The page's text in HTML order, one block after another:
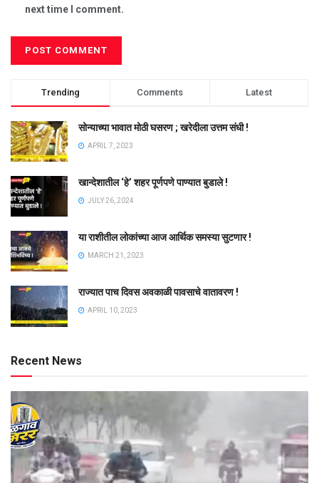
next time I comment.
Trending Comments Latest
सोन्याच्या भावात मोठी घसरण ; खरेदीला उत्तम संधी !
APRIL 7, 2023
खान्देशातील ‘हे’ शहर पूर्णपणे पाण्यात बुडाले !
JULY 26, 2024
या राशीतील लोकांच्या आज आर्थिक समस्या सुटणार !
MARCH 21, 2023
राज्यात पाच दिवस अवकाळी पावसाचे वातावरण !
APRIL 10, 2023
Recent News